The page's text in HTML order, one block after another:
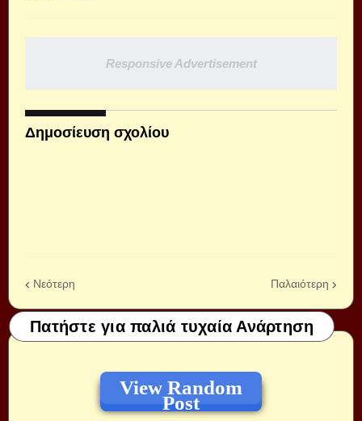
Responsive Advertisement
Δημοσίευση σχολίου
Νεότερη Παλαιότερη
Πατήστε για παλιά τυχαία Ανάρτηση
View Random
Post